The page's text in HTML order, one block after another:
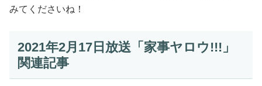
みてくださいね！
2021年2月17日放送「家事ヤロウ!!!」
関連記事